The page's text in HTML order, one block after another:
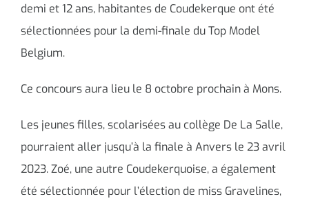
Contacter le maire
demi et 12 ans, habitantes de Coudekerque ont été
sélectionnées pour la demi-finale du Top Model
Belgium.
Ce concours aura lieu le 8 octobre prochain à Mons.
Les jeunes filles, scolarisées au collège De La Salle,
pourraient aller jusqu’à la finale à Anvers le 23 avril
2023. Zoé, une autre Coudekerquoise, a également
été sélectionnée pour l’élection de miss Gravelines,